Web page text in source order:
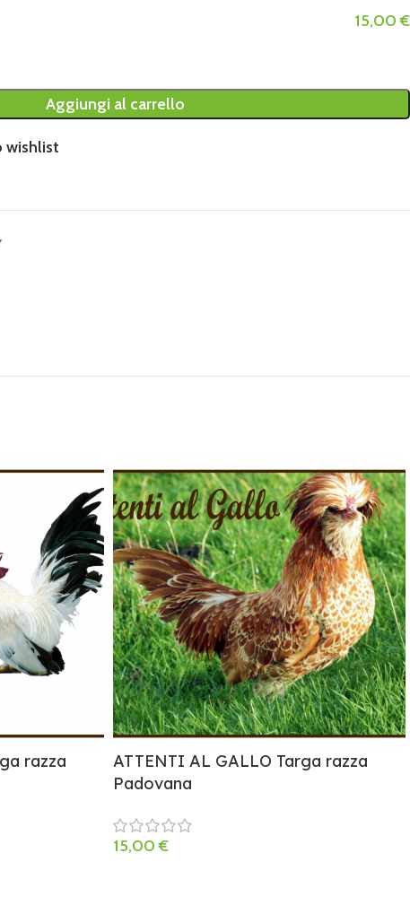
15,00 €
Aggiungi al carrello
wishlist
razza
ATTENTI AL GALLO Targa razza
Padovana
15,00€